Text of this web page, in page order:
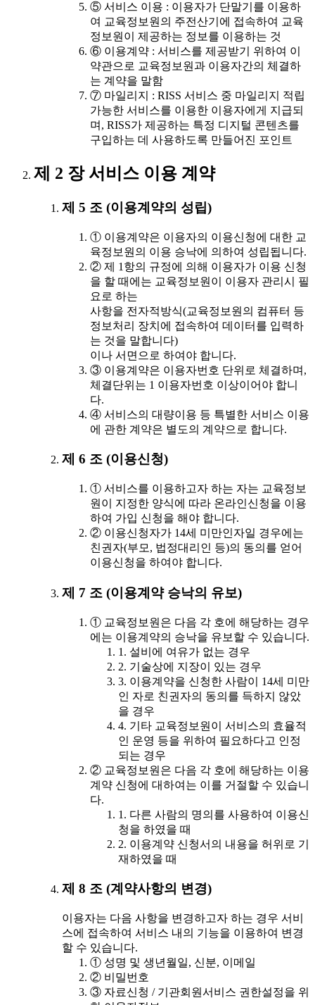
⑤ 서비스 이용 : 이용자가 단말기를 이용하
여 교육정보원의 주전산기에 접속하여 교육
정보원이 제공하는 정보를 이용하는 것
⑥ 이용계약 : 서비스를 제공받기 위하여 이
약관으로 교육정보원과 이용자간의 체결하
는 계약을 말함
⑦ 마일리지 : RISS 서비스 중 마일리지 적립
가능한 서비스를 이용한 이용자에게 지급되
며, RISS가 제공하는 특정 디지털 콘텐츠를
구입하는 데 사용하도록 만들어진 포인트
제 2 장 서비스 이용 계약
제 5 조 (이용계약의 성립)
① 이용계약은 이용자의 이용신청에 대한 교
육정보원의 이용 승낙에 의하여 성립됩니다.
② 제 1항의 규정에 의해 이용자가 이용 신청
을 할 때에는 교육정보원이 이용자 관리시 필
요로 하는
사항을 전자적방식(교육정보원의 컴퓨터 등
정보처리 장치에 접속하여 데이터를 입력하
는 것을 말합니다)
이나 서면으로 하여야 합니다.
③ 이용계약은 이용자번호 단위로 체결하며,
체결단위는 1 이용자번호 이상이어야 합니
다.
④ 서비스의 대량이용 등 특별한 서비스 이용
에 관한 계약은 별도의 계약으로 합니다.
제 6 조 (이용신청)
① 서비스를 이용하고자 하는 자는 교육정보
원이 지정한 양식에 따라 온라인신청을 이용
하여 가입 신청을 해야 합니다.
② 이용신청자가 14세 미만인자일 경우에는
친권자(부모, 법정대리인 등)의 동의를 얻어
이용신청을 하여야 합니다.
제 7 조 (이용계약 승낙의 유보)
① 교육정보원은 다음 각 호에 해당하는 경우
에는 이용계약의 승낙을 유보할 수 있습니다.
1. 설비에 여유가 없는 경우
2. 기술상에 지장이 있는 경우
3. 이용계약을 신청한 사람이 14세 미만
인 자로 친권자의 동의를 득하지 않았
을 경우
4. 기타 교육정보원이 서비스의 효율적
인 운영 등을 위하여 필요하다고 인정
되는 경우
② 교육정보원은 다음 각 호에 해당하는 이용
계약 신청에 대하여는 이를 거절할 수 있습니
다.
1. 다른 사람의 명의를 사용하여 이용신
청을 하였을 때
2. 이용계약 신청서의 내용을 허위로 기
재하였을 때
제 8 조 (계약사항의 변경)
이용자는 다음 사항을 변경하고자 하는 경우 서비
스에 접속하여 서비스 내의 기능을 이용하여 변경
할 수 있습니다.
① 성명 및 생년월일, 신분, 이메일
② 비밀번호
③ 자료신청 / 기관회원서비스 권한설정을 위